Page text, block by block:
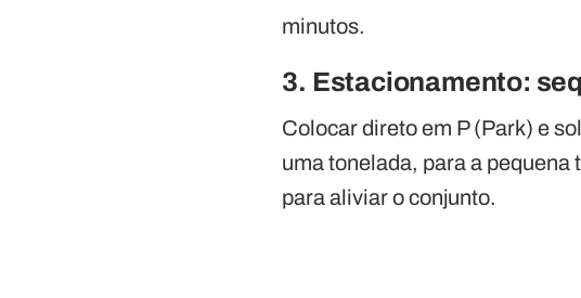
minutos.
3. Estacionamento:
Colocar direto em P (Park) e
uma tonelada, para a
para aliviar o conjunto.